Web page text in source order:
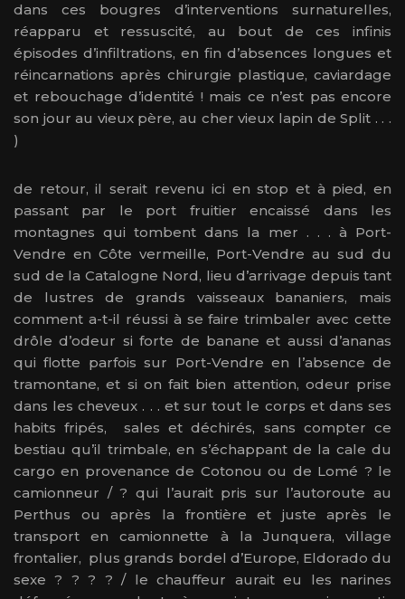
dans ces bougres d’interventions surnaturelles,
réapparu et ressuscité, au bout de ces infinis
épisodes d’infiltrations, en fin d’absences longues et
réincarnations après chirurgie plastique, caviardage
et rebouchage d’identité ! mais ce n’est pas encore
son jour au vieux père, au cher vieux lapin de Split . . .
)
de retour, il serait revenu ici en stop et à pied, en
passant par le port fruitier encaissé dans les
montagnes qui tombent dans la mer . . . à Port-
Vendre en Côte vermeille, Port-Vendre au sud du
sud de la Catalogne Nord, lieu d’arrivage depuis tant
de lustres de grands vaisseaux bananiers, mais
comment a-t-il réussi à se faire trimbaler avec cette
drôle d’odeur si forte de banane et aussi d’ananas
qui flotte parfois sur Port-Vendre en l’absence de
tramontane, et si on fait bien attention, odeur prise
dans les cheveux . . . et sur tout le corps et dans ses
habits fripés, sales et déchirés, sans compter ce
bestiau qu’il trimbale, en s’échappant de la cale du
cargo en provenance de Cotonou ou de Lomé ? le
camionneur / ? qui l’aurait pris sur l’autoroute au
Perthus ou après la frontière et juste après le
transport en camionnette à la Junquera, village
frontalier, plus grands bordel d’Europe, Eldorado du
sexe ? ? ? ? / le chauffeur aurait eu les narines